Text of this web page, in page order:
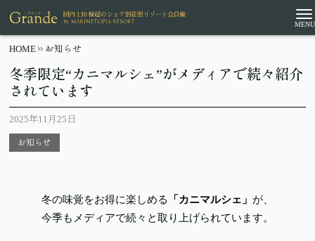
HOME お知らせ
冬季限定“カニマルシェ”がメディアで続々紹介
されています
2025年11月25日
お知らせ
冬の味覚をお得に楽しめる 「カニマルシェ」 が、
今季もメディアで続々と取り上げられています。